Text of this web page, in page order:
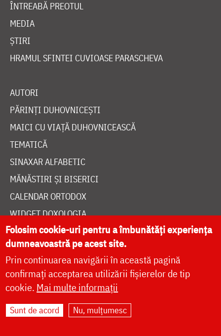
ÎNTREABĂ PREOTUL
MEDIA
ȘTIRI
HRAMUL SFINTEI CUVIOASE PARASCHEVA
AUTORI
PĂRINȚI DUHOVNICEȘTI
MAICI CU VIAȚĂ DUHOVNICEASCĂ
TEMATICĂ
SINAXAR ALFABETIC
MĂNĂSTIRI ȘI BISERICI
CALENDAR ORTODOX
WIDGET DOXOLOGIA
RADIO DOXOLOGIA
POLITICA DE COOKIES
Folosim cookie-uri pentru a îmbunătăți experiența
dumneavoastră pe acest site.
Prin continuarea navigării în această pagină
confirmați acceptarea utilizării fișierelor de tip
cookie. Mai multe informații
Sunt de acord Nu, mulțumesc